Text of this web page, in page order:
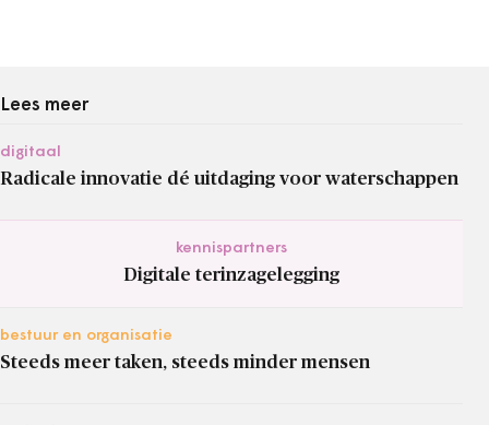
Lees meer
digitaal
Radicale innovatie dé uitdaging voor waterschappen
kennispartners
Digitale terinzagelegging
bestuur en organisatie
Steeds meer taken, steeds minder mensen